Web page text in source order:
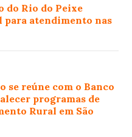
do Rio do Peixe
para atendimento nas
se reúne com o Banco
programas de
Rural em São